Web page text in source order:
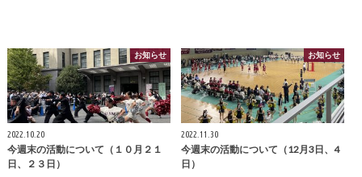
お知らせ
2022.10.20
今週末の活動について（１０月２１
日、２３日）
お知らせ
2022.11.30
今週末の活動について（12月3日、4
日）